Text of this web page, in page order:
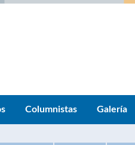
Columnistas Galería